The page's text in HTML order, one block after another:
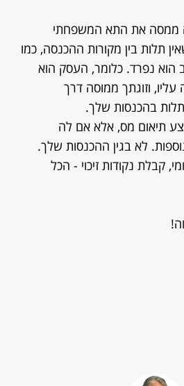
ממסה את התא המשפחתי
תלות בין מקורות ההכנסה, כמו
נפרד. כלומר, העסק הוא
וזוגתך ממוסה דרך
בהכנסות שלך.
תיאום מס, אלא אם לה
לא בגין ההכנסות שלך.
קבלת נקודות זיכוי - הכל